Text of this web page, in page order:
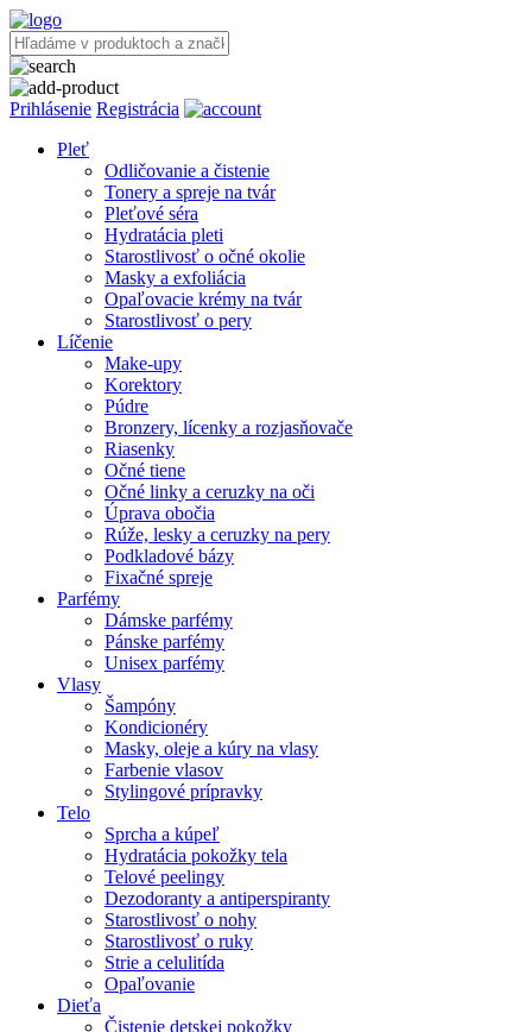
Prihlásenie Registrácia
Pleť
Odličovanie a čistenie
Tonery a spreje na tvár
Pleťové séra
Hydratácia pleti
Starostlivosť o očné okolie
Masky a exfoliácia
Opaľovacie krémy na tvár
Starostlivosť o pery
Líčenie
Make-upy
Korektory
Púdre
Bronzery, lícenky a rozjasňovače
Riasenky
Očné tiene
Očné linky a ceruzky na oči
Úprava obočia
Rúže, lesky a ceruzky na pery
Podkladové bázy
Fixačné spreje
Parfémy
Dámske parfémy
Pánske parfémy
Unisex parfémy
Vlasy
Šampóny
Kondicionéry
Masky, oleje a kúry na vlasy
Farbenie vlasov
Stylingové prípravky
Telo
Sprcha a kúpeľ
Hydratácia pokožky tela
Telové peelingy
Dezodoranty a antiperspiranty
Starostlivosť o nohy
Starostlivosť o ruky
Strie a celulitída
Opaľovanie
Dieťa
Čistenie detskej pokožky